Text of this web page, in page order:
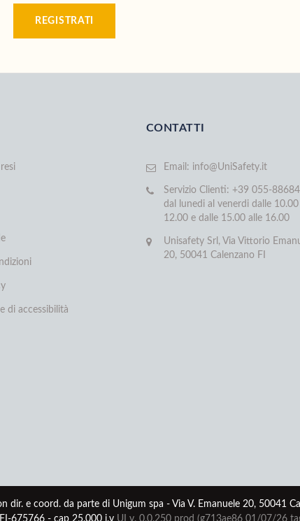
REGISTRATI
di accessibilità
CONTATTI
Email: info@UniSafety.it
Servizio Clienti: +39 055-
dal lunedi al venerdi dalle 10.00
12.00 e dalle 15.00 alle 16.00
Unisafety Srl, Via Vittorio
20, 50041 Calenzano FI
e coord. da parte di Unigum spa - Via V. Emanuele 20, 50041